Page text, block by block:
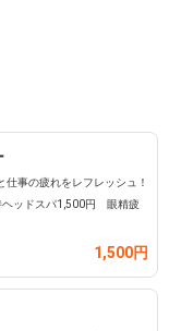
事の疲れをレフレッシュ！
ッドスパ1,500円 眼精疲
1,500円